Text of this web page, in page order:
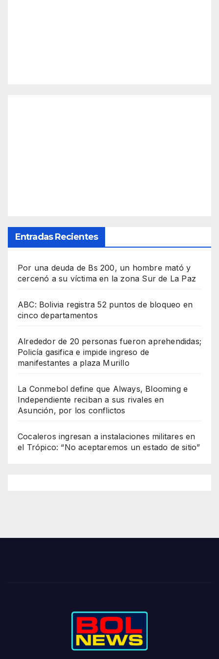
Entradas Recientes
Por una deuda de Bs 200, un hombre mató y
cercenó a su víctima en la zona Sur de La Paz
ABC: Bolivia registra 52 puntos de bloqueo en
cinco departamentos
Alrededor de 20 personas fueron aprehendidas;
Policía gasifica e impide ingreso de
manifestantes a plaza Murillo
La Conmebol define que Always, Blooming e
Independiente reciban a sus rivales en
Asunción, por los conflictos
Cocaleros ingresan a instalaciones militares en
el Trópico: “No aceptaremos un estado de sitio”